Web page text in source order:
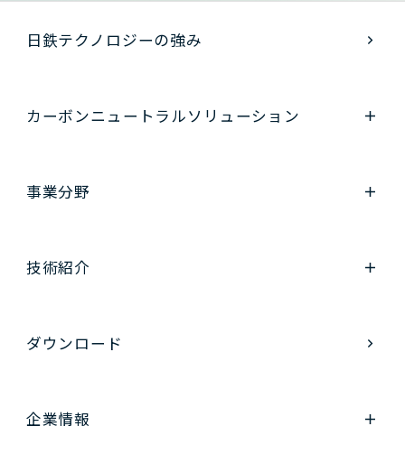
日鉄テクノロジーの強み
カーボンニュートラルソリューション
事業分野
技術紹介
ダウンロード
企業情報